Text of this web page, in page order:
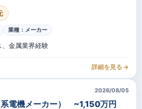
業種：メーカー
金属業界経験
詳細を見る →
2026/08/05
電機メーカー） ~1,150万円